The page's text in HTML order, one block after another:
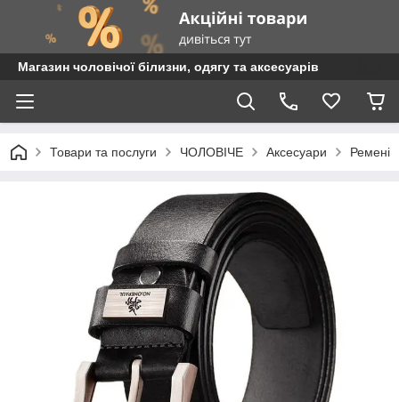
Магазин чоловічої білизни, одягу та аксесуарів
Товари та послуги ЧОЛОВІЧЕ Аксесуари Ремені